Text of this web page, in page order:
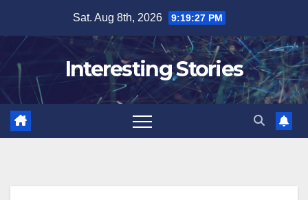
content
Sat. Aug 8th, 2026 9:19:28 PM
Interesting Stories